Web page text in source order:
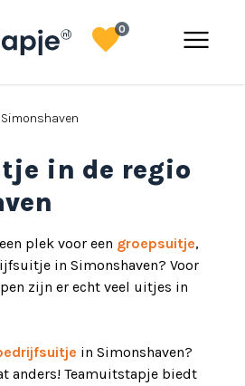
menu
favorite0
Simonshaven
in de regio
plek voor een groepsuitje,
in Simonshaven? Voor
zijn er echt veel uitjes in
in Simonshaven?
anders! Teamuitstapje biedt